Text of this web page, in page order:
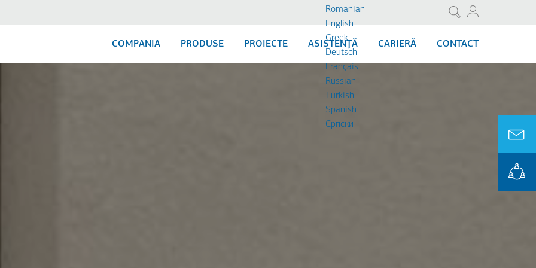
Cercetare
Romanian
English
Greek
Deutsch
Français
Russian
Turkish
Spanish
Cрпски
COMPANIA PRODUSE PROIECTE ASISTENȚĂ CARIERĂ CONTACT